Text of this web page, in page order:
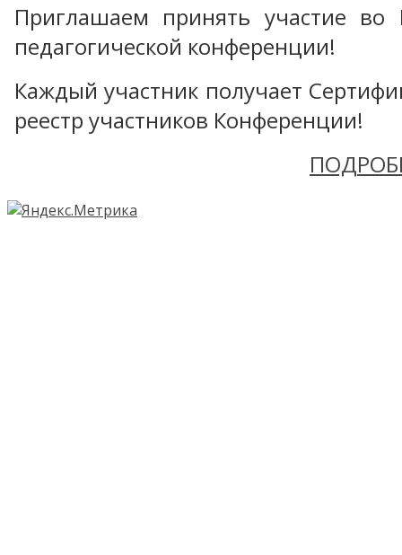
Приглашаем принять участие во
педагогической конференции!
Каждый участник получает
реестр участников Конференции!